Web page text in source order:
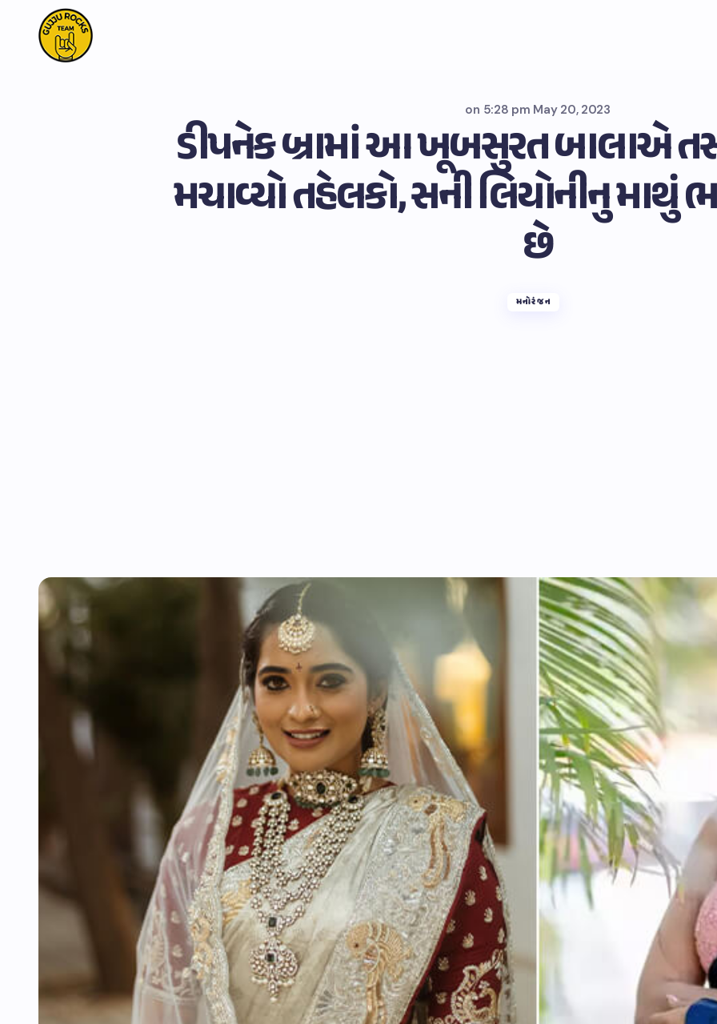
on 5:28 pm May 20, 2023
ડીપનેક બ્રામાં આ ખૂબસુરત બાલાએ
મચાવ્યો તહેલકો, સની લિયોનીનુ માથું
છે
મનોરંજન